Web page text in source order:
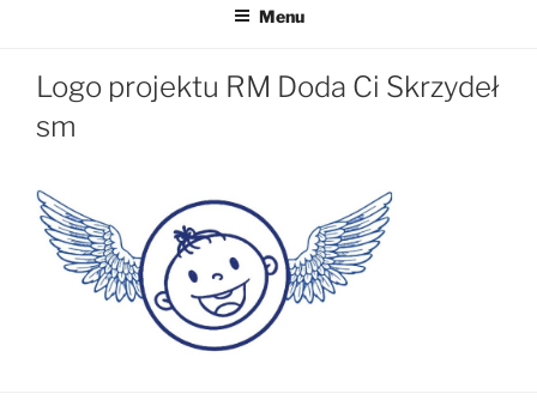
Menu
Logo projektu RM Doda Ci Skrzydeł
sm